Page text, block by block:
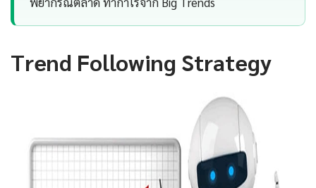
Trend Following Strategy